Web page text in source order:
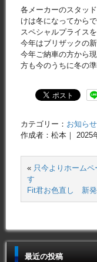
各メーカーのスタッ
けは冬になってから
スペシャルプライス
今年はブリザックの
今年ご納車の方から
方も今のうちに冬の
カテゴリー： お知らせ
作成者：松本｜ 2025
« 只今よりホーム
す
Fit君お色直し 新発
最近の投稿